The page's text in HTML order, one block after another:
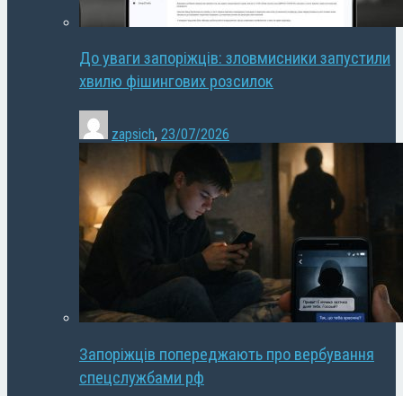
До уваги запоріжців: зловмисники запустили
хвилю фішингових розсилок
zapsich, 23/07/2026
Запоріжців попереджають про вербування
спецслужбами рф